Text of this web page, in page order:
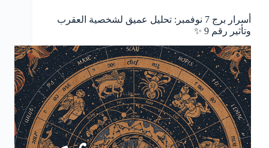
أسرار برج 7 نوفمبر: تحليل عميق لشخصية العقرب
وتأثير رقم 9 ✨